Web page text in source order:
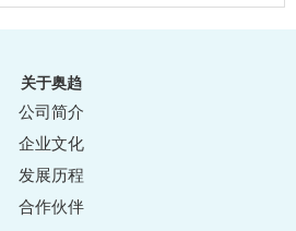
关于奥趋
公司简介
企业文化
发展历程
合作伙伴